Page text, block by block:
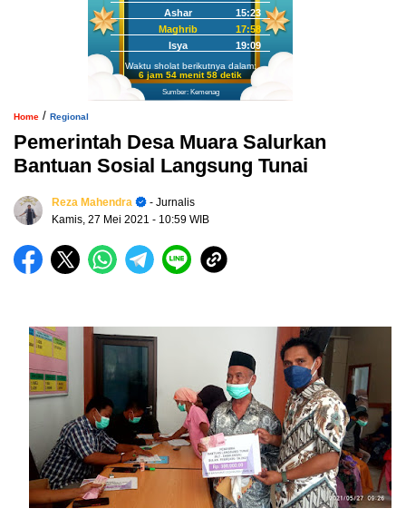
Ashar
15:23
Maghrib
17:58
Isya
19:09
Waktu sholat berikutnya dalam:
6 jam 54 menit 57 detik
Sumber: Kemenag
Home / Regional
Pemerintah Desa Muara Salurkan
Bantuan Sosial Langsung Tunai
Reza Mahendra
- Jurnalis
Kamis, 27 Mei 2021 - 10:59 WIB